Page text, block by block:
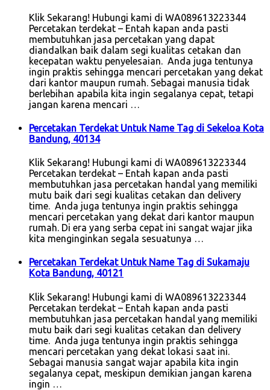
Klik Sekarang! Hubungi kami di WA089613223344
Percetakan terdekat – Entah kapan anda pasti
membutuhkan jasa percetakan yang dapat
diandalkan baik dalam segi kualitas cetakan dan
kecepatan waktu penyelesaian. Anda juga tentunya
ingin praktis sehingga mencari percetakan yang dekat
dari kantor maupun rumah. Sebagai manusia tidak
berlebihan apabila kita ingin segalanya cepat, tetapi
jangan karena mencari …
Percetakan Terdekat Untuk Name Tag di Sekeloa Kota
Bandung, 40134
Klik Sekarang! Hubungi kami di WA089613223344
Percetakan terdekat – Entah kapan anda pasti
membutuhkan jasa percetakan handal yang memiliki
mutu baik dari segi kualitas cetakan dan delivery
time. Anda juga tentunya ingin praktis sehingga
mencari percetakan yang dekat dari kantor maupun
rumah. Di era yang serba cepat ini sangat wajar jika
kita menginginkan segala sesuatunya …
Percetakan Terdekat Untuk Name Tag di Sukamaju
Kota Bandung, 40121
Klik Sekarang! Hubungi kami di WA089613223344
Percetakan terdekat – Entah kapan anda pasti
membutuhkan jasa percetakan handal yang memiliki
mutu baik dari segi kualitas cetakan dan delivery
time. Anda juga tentunya ingin praktis sehingga
mencari percetakan yang dekat lokasi saat ini.
Sebagai manusia sangat wajar apabila kita ingin
segalanya cepat, meskipun demikian jangan karena
ingin …